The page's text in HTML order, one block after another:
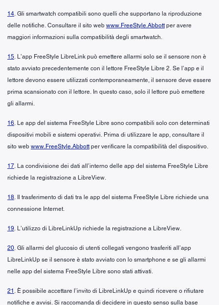
14. Gli smartwatch compatibili sono quelli che supportano la riproduzione
delle notifiche. Consultare il sito web www.FreeStyle.Abbott per avere
maggiori informazioni sulla compatibilità degli smartwatch.
15. L’app FreeStyle LibreLink può emettere allarmi solo se il sensore non è
stato avviato precedentemente con il lettore FreeStyle Libre 2. Se l’app e il
lettore devono essere utilizzati contemporaneamente, il sensore deve essere
prima scansionato con il lettore. In questo caso, solo il lettore può emettere
gli allarmi.
16. Le app del sistema FreeStyle Libre sono compatibili solo con determinati
dispositivi mobili e sistemi operativi. Prima di utilizzare le app, consultare il
sito web www.FreeStyle.Abbott per verificare la compatibilità del dispositivo.
17. La condivisione dei dati all’interno delle app del sistema FreeStyle Libre
richiede la registrazione a LibreView.
18. Il trasferimento di dati tra le app del sistema FreeStyle Libre richiede una
connessione Internet.
19. L’utilizzo di LibreLinkUp richiede la registrazione a LibreView.
20. Gli allarmi del glucosio di utenti collegati vengono trasferiti all’app
LibreLinkUp se il sensore è stato avviato con lo smartphone e se gli allarmi
nelle app del sistema FreeStyle Libre sono stati attivati.
21 . È possibile accettare l’invito di LibreLinkUp e quindi ricevere o rifiutare
notifiche e avvisi. Si raccomanda di decidere in questo senso sulla base